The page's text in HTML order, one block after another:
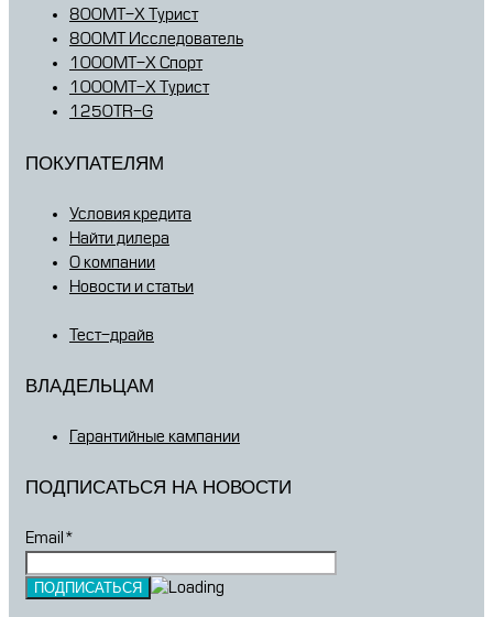
800MT-X Турист
800MT Исследователь
1000MT-X Спорт
1000MT-X Турист
1250TR-G
ПОКУПАТЕЛЯМ
Условия кредита
Найти дилера
О компании
Новости и статьи
Тест-драйв
ВЛАДЕЛЬЦАМ
Гарантийные кампании
ПОДПИСАТЬСЯ НА НОВОСТИ
Email*